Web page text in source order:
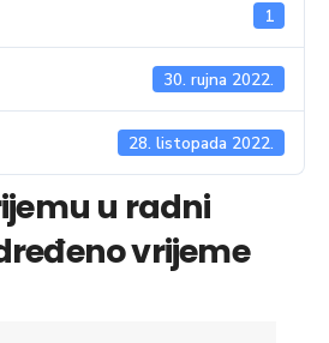
1
30. rujna 2022.
28. listopada 2022.
u radni
vrijeme